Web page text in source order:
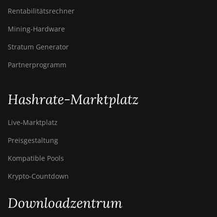
Rentabilitätsrechner
Mining-Hardware
Stratum Generator
Partnerprogramm
Hashrate-Marktplatz
Live-Marktplatz
Preisgestaltung
Kompatible Pools
Krypto-Countdown
Downloadzentrum